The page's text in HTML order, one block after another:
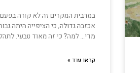
במרבית המקרים זה לא קורה
אכזבה גדולה, כי הציפייה היתה
מדי… למה? כי זה מאוד טבעי.
קראו עוד »